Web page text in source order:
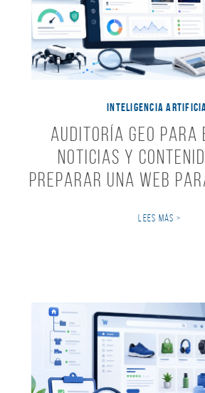
INTELIGENCIA
Auditoría GEO para
noticias y
preparar una web
LEES MÁS >